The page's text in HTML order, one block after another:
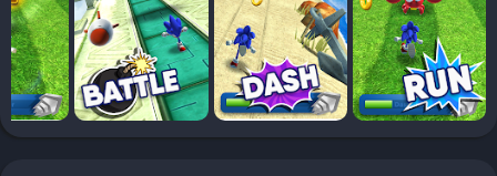
تُعتبر جودة الرسوميات عاملاً أساسياً في لعبة Sonic Dash، حيث تعزز من
تجربة اللاعب بشكل ملحوظ. يتميز التصميم البصري للشخصيات بمستويات
عالية من التفاصيل، مما يجعل كل شخصية تظهر بصورة واضحة وحيوية.
الشخصيات في اللعبة ليست مجرد رسوم متحركة، بل تأتي بحركات
وانفعالات تعبيرية تضيف إلى الطابع الشخصي لكل منها. هذا الإبداع البصري